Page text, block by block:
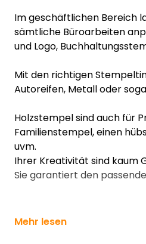
Im geschäftlichen Bereich
sämtliche Büroarbeiten
und Logo,
Mit den richtigen
Autoreifen, Metall oder
Holzstempel sind auch für
Familienstempel, einen
uvm.
Ihrer Kreativität sind kaum
Sie garantiert den
Mehr lesen